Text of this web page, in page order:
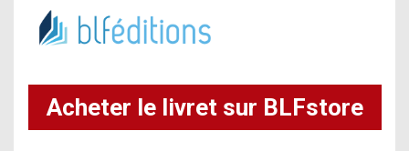
Acheter le livret sur BLFstore